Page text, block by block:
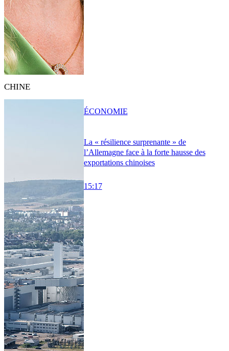
CHINE
La « résilience surprenante » de
l’Allemagne face à la forte hausse des
exportations chinoises
15:17
ÉCONOMIE